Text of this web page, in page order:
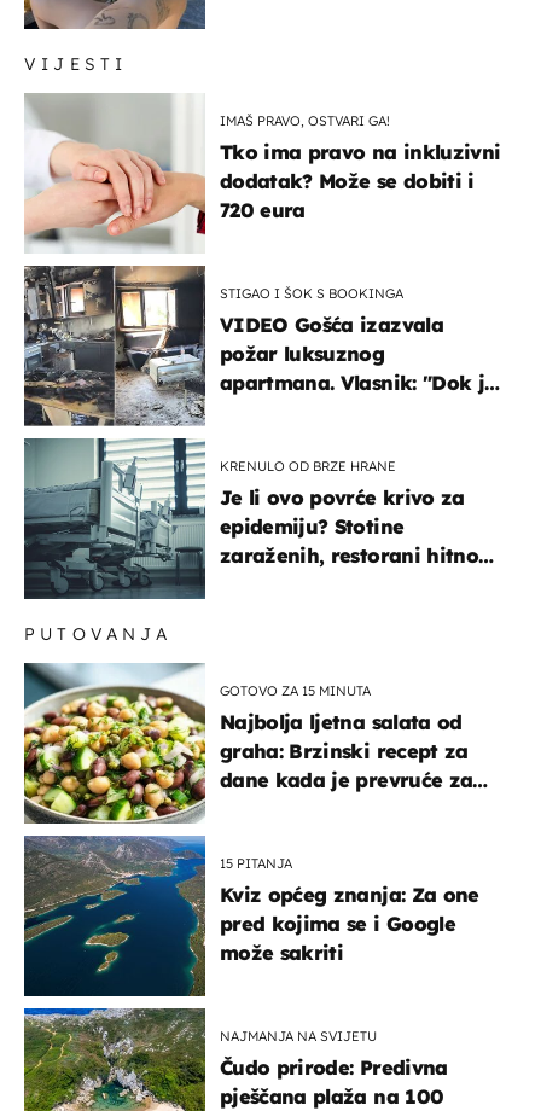
VIJESTI
IMAŠ PRAVO, OSTVARI GA!
Tko ima pravo na inkluzivni
dodatak? Može se dobiti i
720 eura
STIGAO I ŠOK S BOOKINGA
VIDEO Gošća izazvala
požar luksuznog
apartmana. Vlasnik: "Dok je
KRENULO OD BRZE HRANE
Je li ovo povrće krivo za
epidemiju? Stotine
zaraženih, restorani hitno
PUTOVANJA
GOTOVO ZA 15 MINUTA
Najbolja ljetna salata od
graha: Brzinski recept za
dane kada je prevruće za
15 PITANJA
Kviz općeg znanja: Za one
pred kojima se i Google
može sakriti
NAJMANJA NA SVIJETU
Čudo prirode: Predivna
pješčana plaža na 100